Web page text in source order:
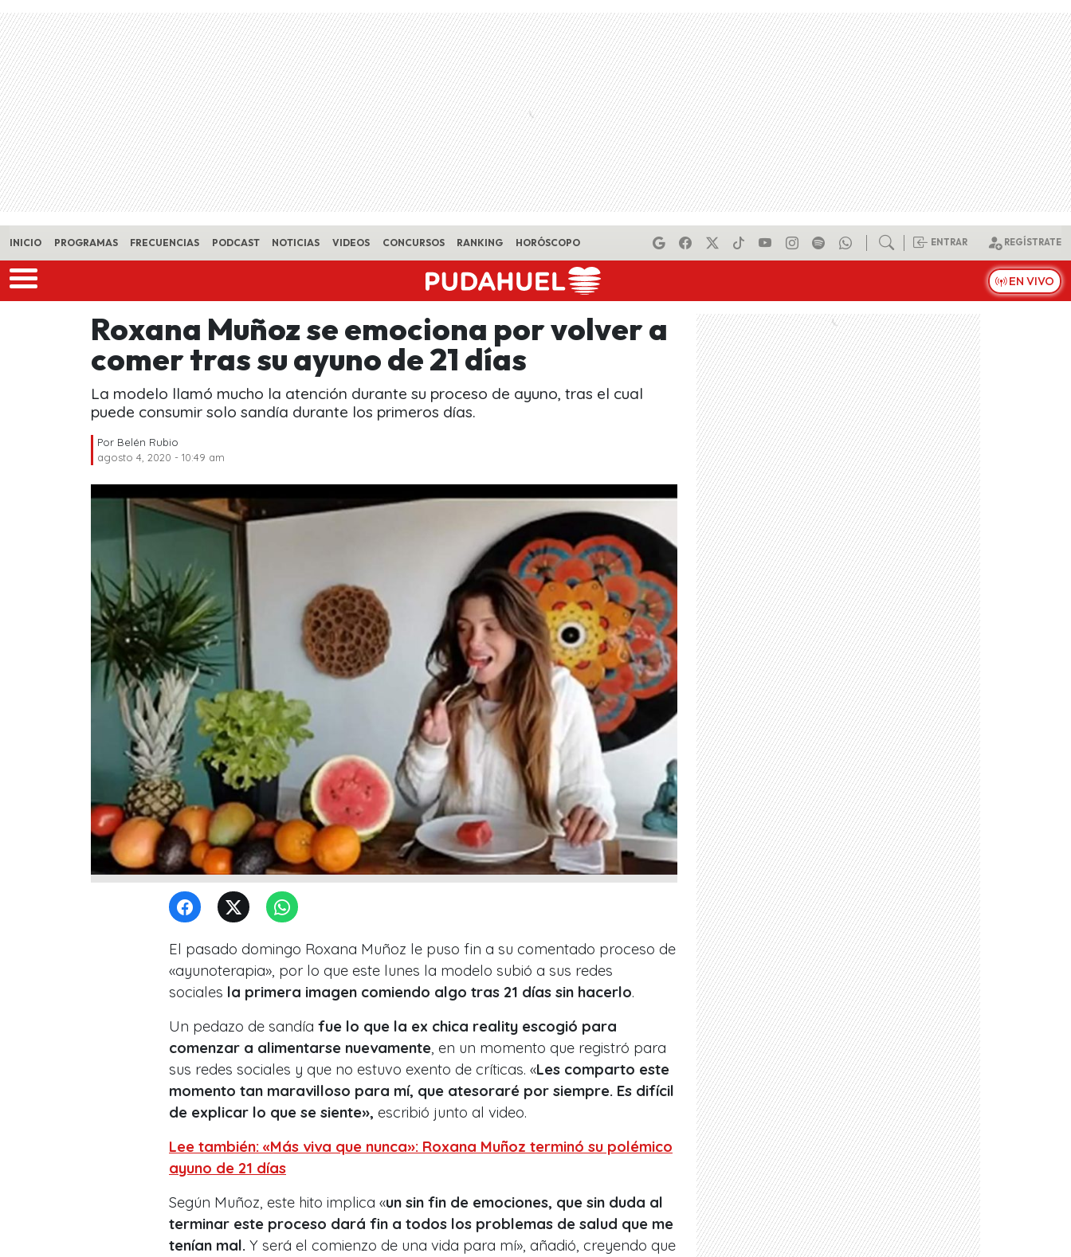
Skip to main content
INICIO PROGRAMAS FRECUENCIAS PODCAST NOTICIAS VIDEOS CONCURSOS RANKING HORÓSCOPO ENTRAR REGÍSTRATE
EN VIVO
Roxana Muñoz se emociona por volver a
comer tras su ayuno de 21 días
La modelo llamó mucho la atención durante su proceso de ayuno, tras el cual
puede consumir solo sandía durante los primeros días.
Por Belén Rubio
agosto 4, 2020 - 10:49 am
El pasado domingo Roxana Muñoz le puso fin a su comentado proceso de
«ayunoterapia», por lo que este lunes la modelo subió a sus redes
sociales la primera imagen comiendo algo tras 21 días sin hacerlo.
Un pedazo de sandía fue lo que la ex chica reality escogió para
comenzar a alimentarse nuevamente, en un momento que registró para
sus redes sociales y que no estuvo exento de críticas. «Les comparto este
momento tan maravilloso para mí, que atesoraré por siempre. Es difícil
de explicar lo que se siente», escribió junto al video.
Lee también: «Más viva que nunca»: Roxana Muñoz terminó su polémico
ayuno de 21 días
Según Muñoz, este hito implica «un sin fin de emociones, que sin duda al
terminar este proceso dará fin a todos los problemas de salud que me
tenían mal. Y será el comienzo de una vida para mí», añadió, creyendo que